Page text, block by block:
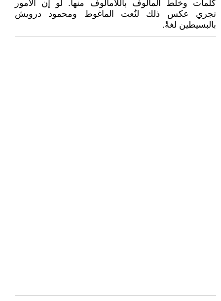
كلمات وخلط المألوف باللامألوف منها. لو إن الأمور
تجري عكس ذلك لنُعت الماغوط ومحمود درويش
بالبسيطين لغةً.